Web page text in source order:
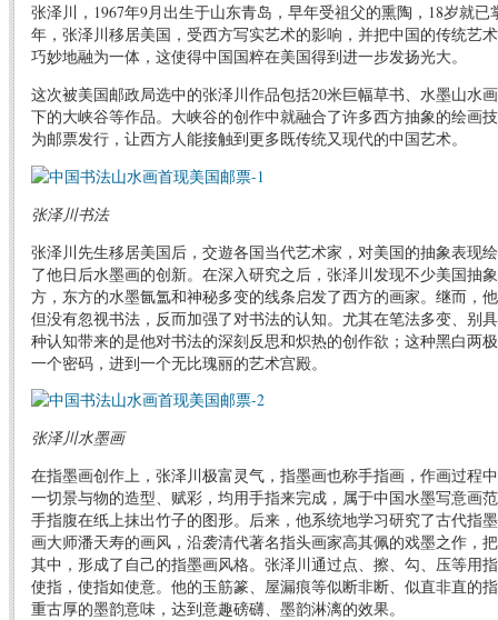
张泽川，1967年9月出生于山东青岛，早年受祖父的熏陶，18岁就已
年，张泽川移居美国，受西方写实艺术的影响，并把中国的传统艺
巧妙地融为一体，这使得中国国粹在美国得到进一步发扬光大。
这次被美国邮政局选中的张泽川作品包括20米巨幅草书、水墨山水
下的大峡谷等作品。大峡谷的创作中就融合了许多西方抽象的绘画
为邮票发行，让西方人能接触到更多既传统又现代的中国艺术。
张泽川书法
张泽川先生移居美国后，交遊各国当代艺术家，对美国的抽象表现
了他日后水墨画的创新。在深入研究之后，张泽川发现不少美国抽
方，东方的水墨氤氲和神秘多变的线条启发了西方的画家。继而，
但没有忽视书法，反而加强了对书法的认知。尤其在笔法多变、别
种认知带来的是他对书法的深刻反思和炽热的创作欲；这种黑白两
一个密码，进到一个无比瑰丽的艺术宫殿。
张泽川水墨画
在指墨画创作上，张泽川极富灵气，指墨画也称手指画，作画过程
一切景与物的造型、赋彩，均用手指来完成，属于中国水墨写意画
手指腹在纸上抹出竹子的图形。后来，他系统地学习研究了古代指
画大师潘天寿的画风，沿袭清代著名指头画家高其佩的戏墨之作，
其中，形成了自己的指墨画风格。张泽川通过点、擦、勾、压等用
使指，使指如使意。他的玉筋篆、屋漏痕等似断非断、似直非直的
重古厚的墨韵意味，达到意趣磅礴、墨韵淋漓的效果。